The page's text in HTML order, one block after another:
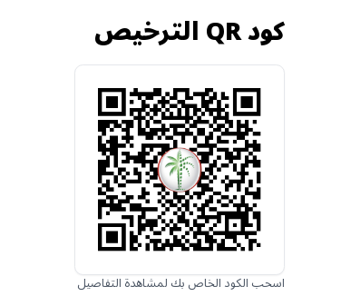
كود QR الترخيص
اسحب الكود الخاص بك لمشاهدة التفاصيل